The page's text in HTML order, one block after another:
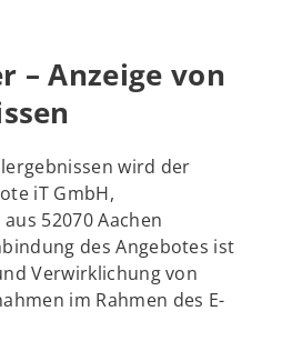
– Anzeige von
wird der
iT GmbH,
52070 Aachen
des Angebotes ist
Verwirklichung von
im Rahmen des E-